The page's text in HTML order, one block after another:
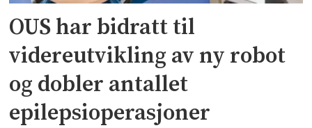
OUS har bidratt til
videreutvikling av ny robot
og dobler antallet
epilepsioperasjoner